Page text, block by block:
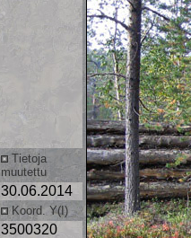
Tietoja
muutettu
30.06.2014
Koord. Y(I)
3500320